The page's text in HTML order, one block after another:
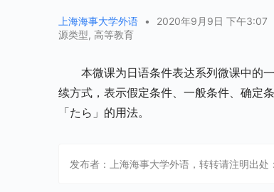
上海海事大学外语 • 2020年9月9日 下午3:07
源类型, 高等教育
本微课为日语条件表达系列微课中的
续方式，表示假定条件、一般条件、确定
「たら」的用法。
发布者：上海海事大学外语，转转请注明出处：